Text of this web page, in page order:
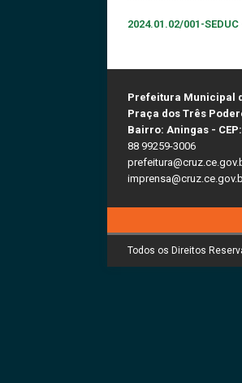
2024.01.02/001-SEDUC
Prefeitura Municipal
Praça dos Três
Bairro: Aningas -
88 99259-3006
Todos os Direitos